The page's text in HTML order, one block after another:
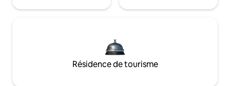
Résidence de tourisme